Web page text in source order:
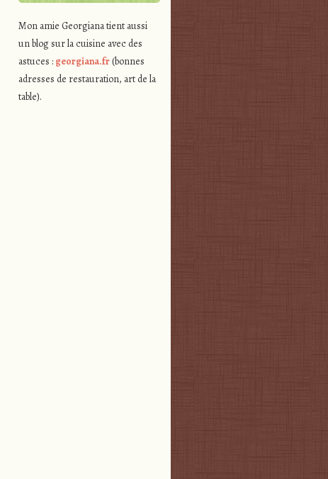
Mon amie Georgiana tient aussi
un blog sur la cuisine avec des
astuces : georgiana.fr(bonnes
adresses de restauration, art de la
table).